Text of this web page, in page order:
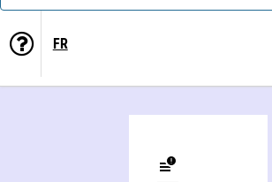
FR